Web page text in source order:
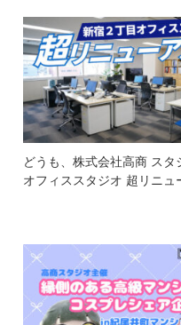
どうも、株式会社高商 スタジオ事業部のMです。 今日は
オフィススタジオ 超リニ